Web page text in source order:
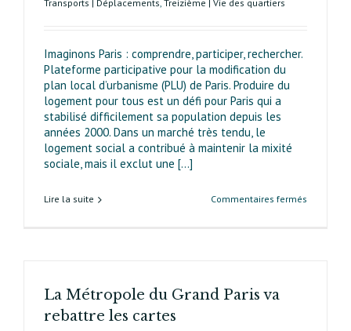
Transports | Déplacements, Treizième | Vie des quartiers
Imaginons Paris : comprendre, participer, rechercher.
Plateforme participative pour la modification du
plan local d’urbanisme (PLU) de Paris. Produire du
logement pour tous est un défi pour Paris qui a
stabilisé difficilement sa population depuis les
années 2000. Dans un marché très tendu, le
logement social a contribué à maintenir la mixité
sociale, mais il exclut une [...]
Lire la suite Commentaires fermés
La Métropole du Grand Paris va
rebattre les cartes